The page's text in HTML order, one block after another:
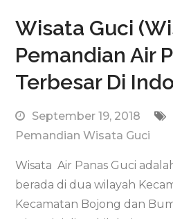
Wisata Guci
Pemandian Air
Terbesar Di
September 19, 2018
Pemandian Wisata Guci
Wisata Air Panas Guci
berada di dua wilayah
Kecamatan Bojong dan